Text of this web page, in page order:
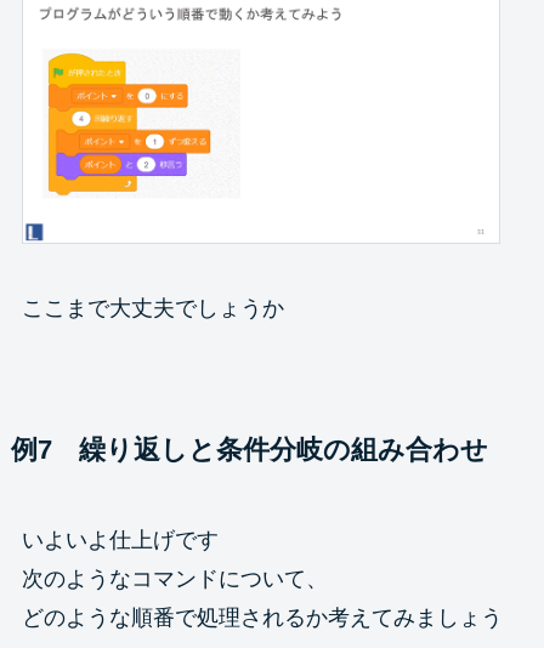
ここまで大丈夫でしょうか
例7 繰り返しと条件分岐の組み合わせ
いよいよ仕上げです
次のようなコマンドについて、
どのような順番で処理されるか考えてみましょう